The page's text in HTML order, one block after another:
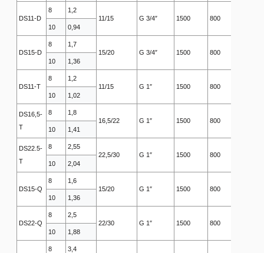
DS11-D
8
1,2
11/15
G 3/4″ 1500 800
10
0,94
DS15-D
8
1,7
15/20
G 3/4″ 1500 800
10
1,36
DS11-T
8
1,2
11/15
G 1″ 1500 800
10
1,02
DS16,5-
T
8
1,8
16,5/22
G 1″ 1500 800
10
1,41
DS22.5-
T
8
2,55
22,5/30
G 1″ 1500 800
10
2,04
DS15-Q
8
1,6
15/20
G 1″ 1500 800
10
1,36
DS22-Q
8
2,5
22/30
G 1″ 1500 800
10
1,88
8
3,4